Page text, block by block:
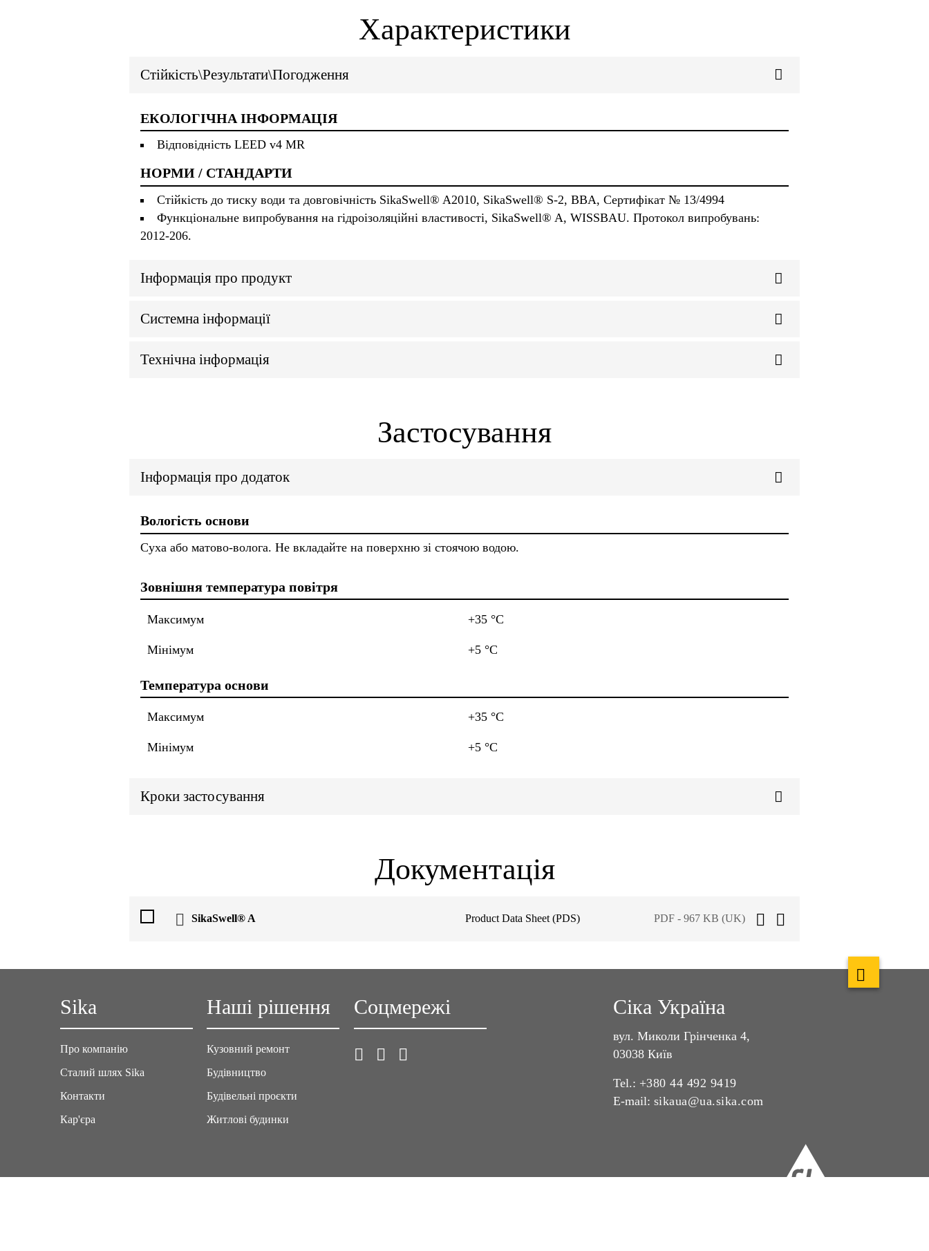
Характеристики
Стійкість\Результати\Погодження
ЕКОЛОГІЧНА ІНФОРМАЦІЯ
Відповідність LEED v4 MR
НОРМИ / СТАНДАРТИ
Стійкість до тиску води та довговічність SikaSwell® A2010, SikaSwell® S-2, BBA, Сертифікат № 13/4994
Функціональне випробування на гідроізоляційні властивості, SikaSwell® A, WISSBAU. Протокол випробувань:
2012-206.
Інформація про продукт
Системна інформації
Технічна інформація
Застосування
Інформація про додаток
Вологість основи
Суха або матово-волога. Не вкладайте на поверхню зі стоячою водою.
Зовнішня температура повітря
Максимум +35 °C
Мінімум +5 °C
Температура основи
Максимум +35 °C
Мінімум +5 °C
Кроки застосування
Документація
SikaSwell® A Product Data Sheet (PDS) PDF - 967 KB (UK)
Sika
Про компанію
Сталий шлях Sika
Контакти
Кар'єра
Наші рішення
Кузовний ремонт
Будівництво
Будівельні проєкти
Житлові будинки
Соцмережі Сіка Україна
вул. Миколи Грінченка 4,
03038 Київ
Tel.: +380 44 492 9419
E-mail: sikaua@ua.sika.com